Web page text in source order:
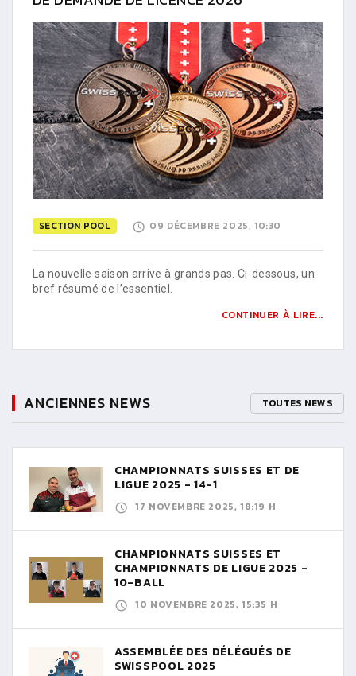
SECTION POOL 09 DÉCEMBRE 2025, 10:30
La nouvelle saison arrive à grands pas. Ci-dessous, un
bref résumé de l’essentiel.
CONTINUER À LIRE...
ANCIENNES NEWS TOUTES NEWS
CHAMPIONNATS SUISSES ET DE
LIGUE 2025 - 14-1
17 NOVEMBRE 2025, 18:19 H
CHAMPIONNATS SUISSES ET
CHAMPIONNATS DE LIGUE 2025 -
10-BALL
10 NOVEMBRE 2025, 15:35 H
ASSEMBLÉE DES DÉLÉGUÉS DE
SWISSPOOL 2025